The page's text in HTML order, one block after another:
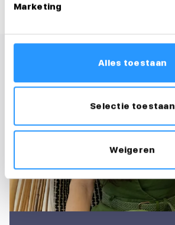
Marketing
Alles toestaan
Selectie toestaan
Weigeren